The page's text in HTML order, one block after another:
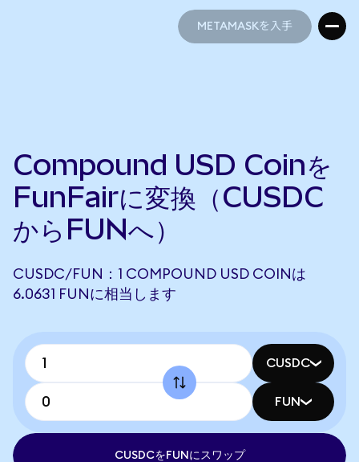
METAMASKを入手
Compound USD Coinを
FunFairに変換（CUSDC
からFUNへ）
CUSDC/FUN：1 COMPOUND USD COINは
6.0631 FUNに相当します
CUSDC
FUN
CUSDCをFUNにスワップ